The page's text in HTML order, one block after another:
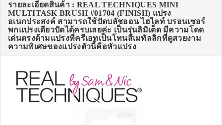
รายละเอียดสินค้า : REAL TECHNIQUES MINI
MULTITASK BRUSH #01704 (FINISH) แปรง
อเนกประสงค์ สามารถใช้ปัดบลัชออน ไฮไลท์ บรอนเซอร์
พกแปรงเดียวปัดได้ครบเลยค่ะ เป็นรุ่นลิมิเต็ด มีความโดด
เด่นตรงด้ามแปรงที่ครีเอทเป็นโทนสีเมทัลลิกที่ดูสวยงาม
ความพิเศษของแปรงตัวนี้คือหัวแปรง